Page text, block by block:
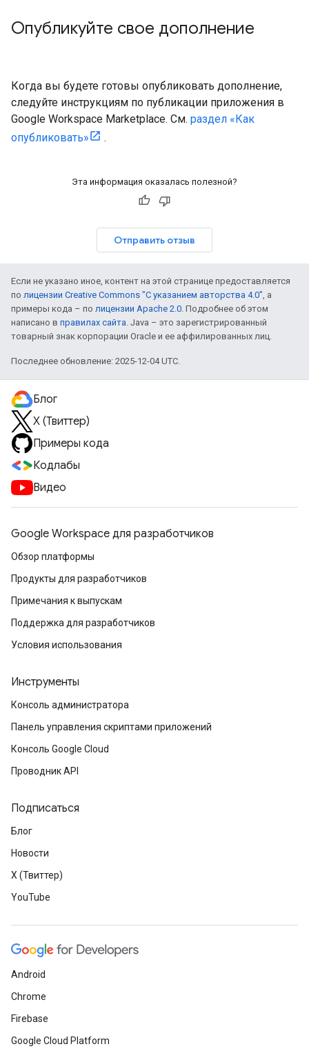
Опубликуйте свое дополнение
Когда вы будете готовы опубликовать дополнение,
следуйте инструкциям по публикации приложения в
Google Workspace Marketplace. См. раздел «Как
опубликовать»
.
Эта информация оказалась полезной?
Отправить отзыв
Если не указано иное, контент на этой странице предоставляется
по лицензии Creative Commons "С указанием авторства 4.0", а
примеры кода – по лицензии Apache 2.0. Подробнее об этом
написано в правилах сайта. Java – это зарегистрированный
товарный знак корпорации Oracle и ее аффилированных лиц.
Последнее обновление: 2025-12-04 UTC.
Блог
X (Твиттер)
Примеры кода
Кодлабы
Видео
Google Workspace для разработчиков
Обзор платформы
Продукты для разработчиков
Примечания к выпускам
Поддержка для разработчиков
Условия использования
Инструменты
Консоль администратора
Панель управления скриптами приложений
Консоль Google Cloud
Проводник API
Подписаться
Блог
Новости
X (Твиттер)
YouTube
Android
Chrome
Firebase
Google Cloud Platform